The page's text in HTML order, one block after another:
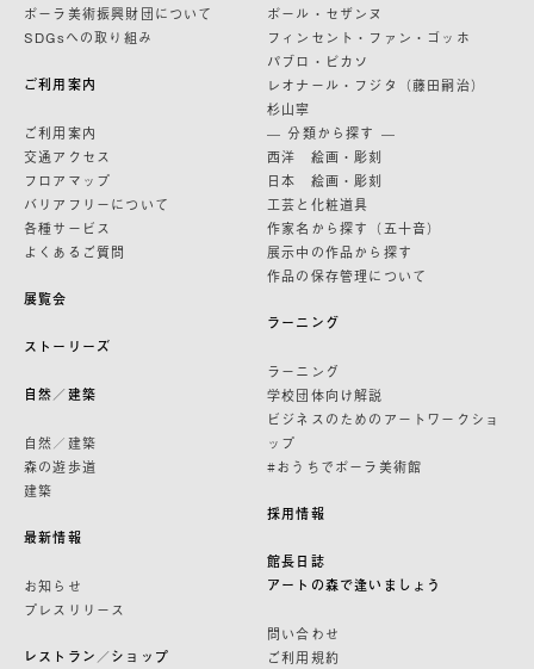
ポーラ美術振興財団について
SDGsへの取り組み
ご利用案内
ご利用案内
交通アクセス
フロアマップ
バリアフリーについて
各種サービス
よくあるご質問
展覧会
ストーリーズ
自然／建築
自然／建築
森の遊歩道
建築
最新情報
お知らせ
プレスリリース
レストラン／ショップ
ポール・セザンヌ
フィンセント・ファン・ゴッホ
パブロ・ピカソ
レオナール・フジタ（藤田嗣治）
杉山寧
— 分類から探す —
西洋 絵画・彫刻
日本 絵画・彫刻
工芸と化粧道具
作家名から探す（五十音）
展示中の作品から探す
作品の保存管理について
ラーニング
ラーニング
学校団体向け解説
ビジネスのためのアートワークショ
ップ
#おうちでポーラ美術館
採用情報
館長日誌
アートの森で逢いましょう
問い合わせ
ご利用規約